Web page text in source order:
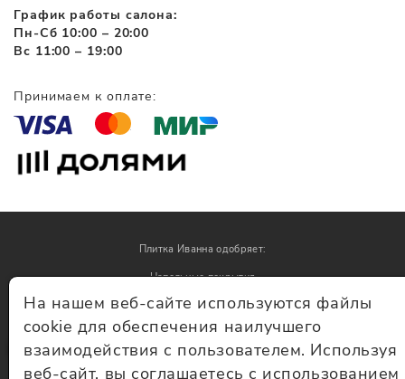
График работы салона:
Пн-Сб 10:00 – 20:00
Вс 11:00 – 19:00
Принимаем к оплате:
© Плитка Иванна 2026 - плитка и керамогранит
Плитка Иванна одобряет:
Напольные покрытия
Обои
На нашем веб-сайте используются файлы
cookie для обеспечения наилучшего
взаимодействия с пользователем. Используя
веб-сайт, вы соглашаетесь с использованием